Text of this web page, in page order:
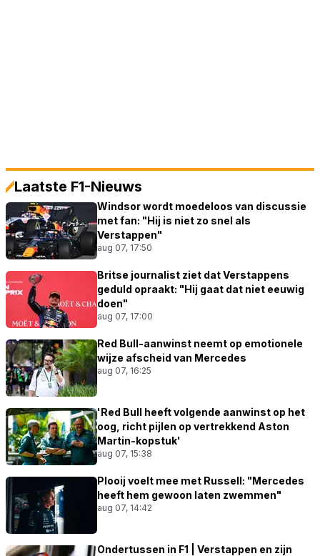
Laatste F1-Nieuws
Windsor wordt moedeloos van discussie
met fan: "Hij is niet zo snel als
Verstappen"
aug 07, 17:50
Britse journalist ziet dat Verstappens
geduld opraakt: "Hij gaat dat niet eeuwig
doen"
aug 07, 17:00
Red Bull-aanwinst neemt op emotionele
wijze afscheid van Mercedes
aug 07, 16:25
'Red Bull heeft volgende aanwinst op het
oog, richt pijlen op vertrekkend Aston
Martin-kopstuk'
aug 07, 15:38
Plooij voelt mee met Russell: "Mercedes
heeft hem gewoon laten zwemmen"
aug 07, 14:42
Ondertussen in F1 | Verstappen en zijn